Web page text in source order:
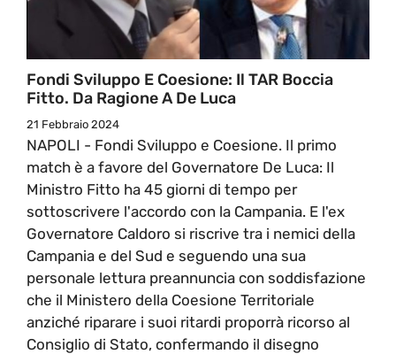
Fondi Sviluppo E Coesione: Il TAR Boccia
Fitto. Da Ragione A De Luca
21 Febbraio 2024
NAPOLI - Fondi Sviluppo e Coesione. Il primo
match è a favore del Governatore De Luca: Il
Ministro Fitto ha 45 giorni di tempo per
sottoscrivere l'accordo con la Campania. E l'ex
Governatore Caldoro si riscrive tra i nemici della
Campania e del Sud e seguendo una sua
personale lettura preannuncia con soddisfazione
che il Ministero della Coesione Territoriale
anziché riparare i suoi ritardi proporrà ricorso al
Consiglio di Stato, confermando il disegno